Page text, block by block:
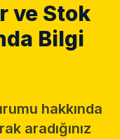
ve Stok
Bilgi
hakkında
aradığınız